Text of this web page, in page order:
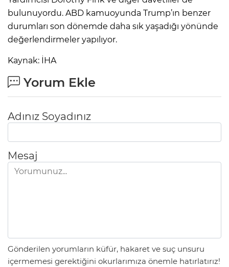
bulunuyordu. ABD kamuoyunda Trump’ın benzer
durumları son dönemde daha sık yaşadığı yönünde
değerlendirmeler yapılıyor.
Kaynak: İHA
Yorum Ekle
Adınız Soyadınız
Mesaj
Gönderilen yorumların küfür, hakaret ve suç unsuru
içermemesi gerektiğini okurlarımıza önemle hatırlatırız!